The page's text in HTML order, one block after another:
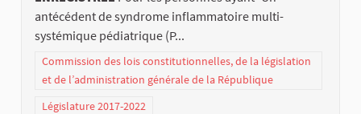
antécédent de syndrome inflammatoire multi-
systémique pédiatrique (P...
Commission des lois constitutionnelles, de la législation
et de l’administration générale de la République
Législature 2017-2022